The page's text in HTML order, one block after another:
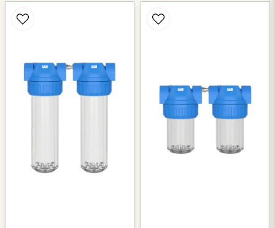
email
Mejladress
Ja, ni får publicera min fråga